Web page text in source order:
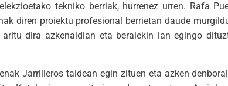
tekniko berriak, hurrenez urren. Rafa
diren proiektu profesional berrietan daude
dira azkenaldian eta beraiekin lan egingo
Jarrilleros taldean egin zituen eta azken